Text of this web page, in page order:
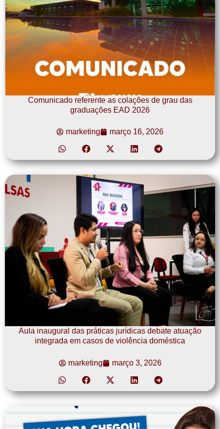
Comunicado referente as colações de grau das
graduações EAD 2026
marketing março 16, 2026
Aula inaugural das práticas jurídicas debate atuação
integrada em casos de violência doméstica
marketing março 3, 2026